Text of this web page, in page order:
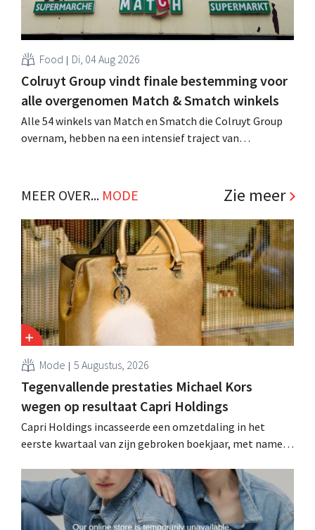
Food Di, 04 Aug 2026
Colruyt Group vindt finale bestemming voor
alle overgenomen Match & Smatch winkels
Alle 54 winkels van Match en Smatch die Colruyt Group
overnam, hebben na een intensief traject van
.MEER OVER... MODE Zie meer
Mode 5 Augustus, 2026
Tegenvallende prestaties Michael Kors
wegen op resultaat Capri Holdings
Capri Holdings incasseerde een omzetdaling in het
eerste kwartaal van zijn gebroken boekjaar, met name
Kors, ondanks sterke resultaten van Jimmy Choo.